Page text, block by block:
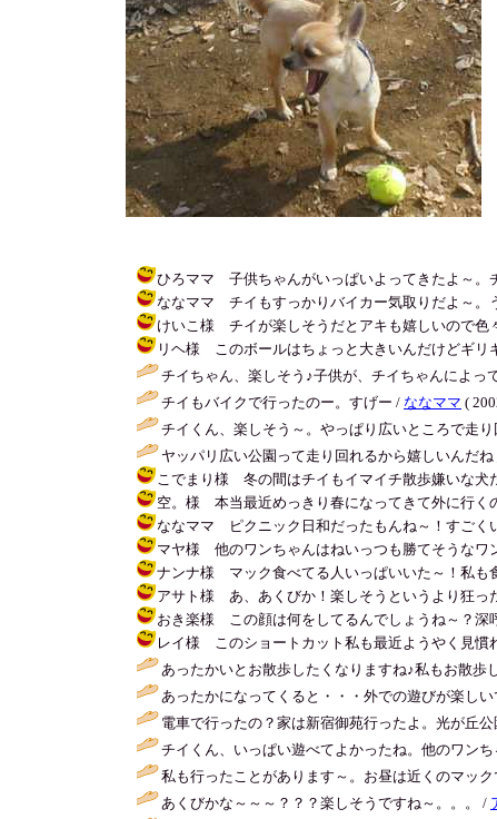
ひろママ 子供ちゃんがいっぱいよってきたよ～。
ななママ チイもすっかりバイカー気取りだよ～。
けいこ様 チイが楽しそうだとアキも嬉しいので色
リヘ様 このボールはちょっと大きいんだけどギリ
チイちゃん、楽しそう♪子供が、チイちゃんによ
チイもバイクで行ったのー。すげー / ななママ (
チイくん、楽しそう～。やっぱり広いところで走
ヤッパリ広い公園って走り回れるから嬉しいんだ
こでまり様 冬の間はチイもイマイチ散歩嫌いな犬
空。様 本当最近めっきり春になってきて外に行く
ななママ ピクニック日和だったもんね～！すごく
マヤ様 他のワンちゃんはねいっつも勝てそうなワ
ナンナ様 マック食べてる人いっぱいいた～！私も
アサト様 あ、あくびか！楽しそうというより狂っ
おき楽様 この顔は何をしてるんでしょうね～？深
レイ様 このショートカット私も最近ようやく見慣
あったかいとお散歩したくなりますね♪私もお散歩
あったかになってくると・・・外での遊びが楽し
電車で行ったの？家は新宿御苑行ったよ。光が丘
チイくん、いっぱい遊べてよかったね。他のワン
私も行ったことがあります～。お昼は近くのマッ
あくびかな～～～？？？楽しそうですね～。。。 /